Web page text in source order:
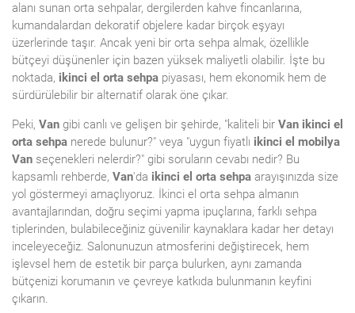
alanı sunan orta sehpalar, dergilerden kahve fincanlarına,
kumandalardan dekoratif objelere kadar birçok eşyayı
üzerlerinde taşır. Ancak yeni bir orta sehpa almak, özellikle
bütçeyi düşünenler için bazen yüksek maliyetli olabilir. İşte bu
noktada, ikinci el orta sehpa piyasası, hem ekonomik hem de
sürdürülebilir bir alternatif olarak öne çıkar.
Peki, Van gibi canlı ve gelişen bir şehirde, "kaliteli bir Van ikinci el
orta sehpa nerede bulunur?" veya "uygun fiyatlı ikinci el mobilya
Van seçenekleri nelerdir?" gibi soruların cevabı nedir? Bu
kapsamlı rehberde, Van'da ikinci el orta sehpa arayışınızda size
yol göstermeyi amaçlıyoruz. İkinci el orta sehpa almanın
avantajlarından, doğru seçimi yapma ipuçlarına, farklı sehpa
tiplerinden, bulabileceğiniz güvenilir kaynaklara kadar her detayı
inceleyeceğiz. Salonunuzun atmosferini değiştirecek, hem
işlevsel hem de estetik bir parça bulurken, aynı zamanda
bütçenizi korumanın ve çevreye katkıda bulunmanın keyfini
çıkarın.